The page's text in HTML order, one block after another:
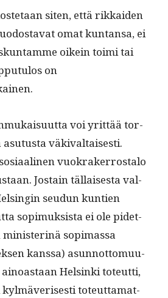
siten, että rikkaiden
omat kun­tansa, ei
oikein toi­mi tai
on
voi yrit­tää tor­
väki­val­tais­es­ti.
vuokrak­er­rosta­lo
Jostain täl­lais­es­ta val­
seudun kun­tien
sopimuk­sista ei ole pidet­
sopi­mas­sa
kanssa) asun­not­to­muu­
Helsin­ki toteut­ti,
kylmäveris­es­ti toteut­ta­mat­